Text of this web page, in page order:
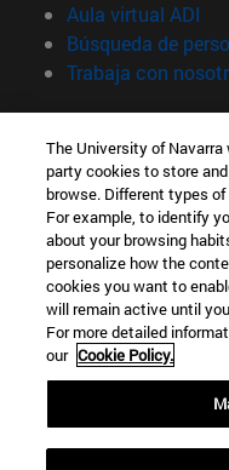
Aula virtual ADI
Búsqueda de
Trabaja con
Información
TFNO +34 948 42 56 00
¿QUÉ GRADO TE
¿QUÉ MÁSTER TE
© Universidad de
Información legal
Accesibilidad
Configuración de
The University of
party cookies to store
browse. Different types
For example, to identify
about your browsing
personalize how the
cookies you want to
will remain active until
For more detailed
our Cookie Policy.